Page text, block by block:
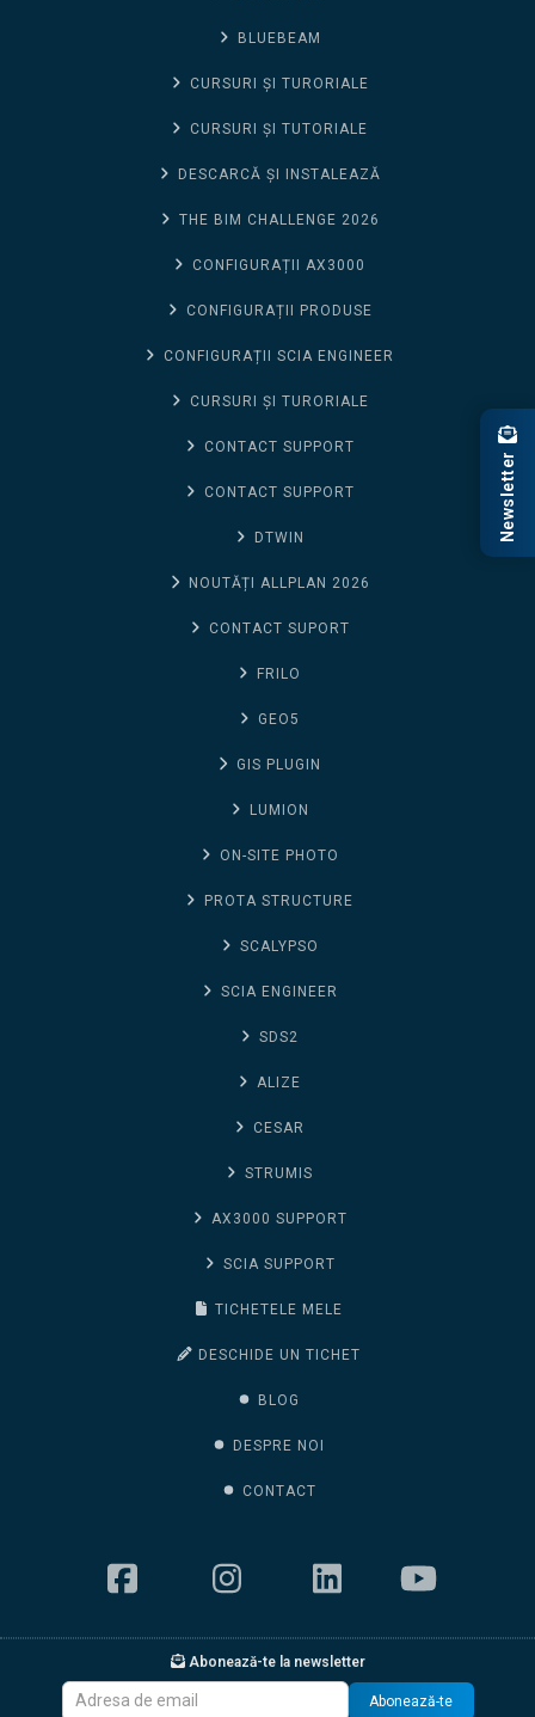
BLUEBEAM
CURSURI ȘI TURORIALE
CURSURI ȘI TUTORIALE
DESCARCĂ ȘI INSTALEAZĂ
THE BIM CHALLENGE 2026
CONFIGURAȚII AX3000
CONFIGURAȚII PRODUSE
CONFIGURAȚII SCIA ENGINEER
CURSURI ȘI TURORIALE
CONTACT SUPPORT
CONTACT SUPPORT
DTWIN
NOUTĂȚI ALLPLAN 2026
CONTACT SUPORT
FRILO
GEO5
GIS PLUGIN
LUMION
ON-SITE PHOTO
PROTA STRUCTURE
SCALYPSO
SCIA ENGINEER
SDS2
ALIZE
CESAR
STRUMIS
AX3000 SUPPORT
SCIA SUPPORT
TICHETELE MELE
DESCHIDE UN TICHET
BLOG
DESPRE NOI
CONTACT
Abonează-te la newsletter
Abonează-te
Newsletter